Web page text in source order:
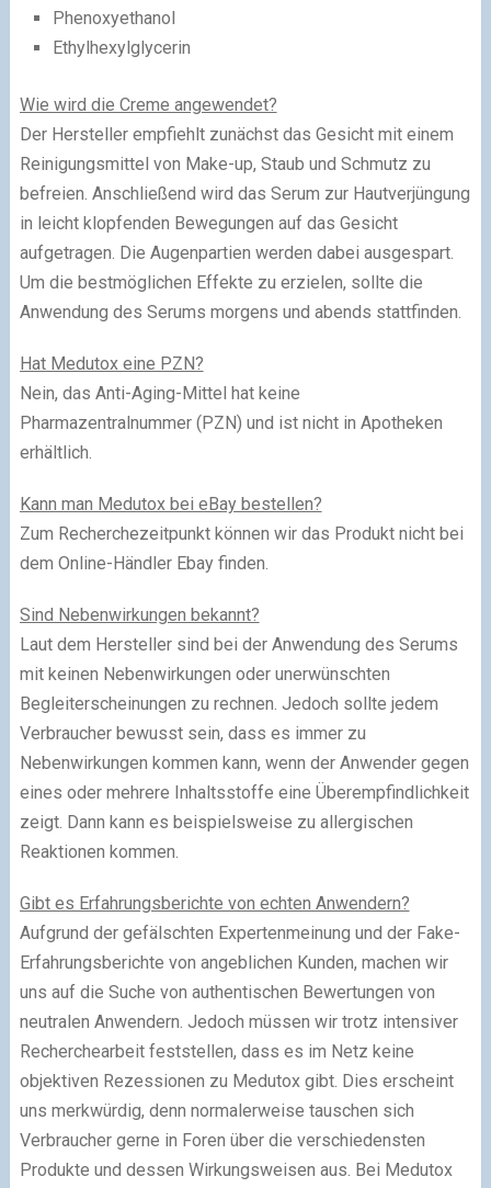
Phenoxyethanol
Ethylhexylglycerin
Wie wird die Creme angewendet?
Der Hersteller empfiehlt zunächst das Gesicht mit einem
Reinigungsmittel von Make-up, Staub und Schmutz zu
befreien. Anschließend wird das Serum zur Hautverjüngung
in leicht klopfenden Bewegungen auf das Gesicht
aufgetragen. Die Augenpartien werden dabei ausgespart.
Um die bestmöglichen Effekte zu erzielen, sollte die
Anwendung des Serums morgens und abends stattfinden.
Hat Medutox eine PZN?
Nein, das Anti-Aging-Mittel hat keine
Pharmazentralnummer (PZN) und ist nicht in Apotheken
erhältlich.
Kann man Medutox bei eBay bestellen?
Zum Recherchezeitpunkt können wir das Produkt nicht bei
dem Online-Händler Ebay finden.
Sind Nebenwirkungen bekannt?
Laut dem Hersteller sind bei der Anwendung des Serums
mit keinen Nebenwirkungen oder unerwünschten
Begleiterscheinungen zu rechnen. Jedoch sollte jedem
Verbraucher bewusst sein, dass es immer zu
Nebenwirkungen kommen kann, wenn der Anwender gegen
eines oder mehrere Inhaltsstoffe eine Überempfindlichkeit
zeigt. Dann kann es beispielsweise zu allergischen
Reaktionen kommen.
Gibt es Erfahrungsberichte von echten Anwendern?
Aufgrund der gefälschten Expertenmeinung und der Fake-
Erfahrungsberichte von angeblichen Kunden, machen wir
uns auf die Suche von authentischen Bewertungen von
neutralen Anwendern. Jedoch müssen wir trotz intensiver
Recherchearbeit feststellen, dass es im Netz keine
objektiven Rezessionen zu Medutox gibt. Dies erscheint
uns merkwürdig, denn normalerweise tauschen sich
Verbraucher gerne in Foren über die verschiedensten
Produkte und dessen Wirkungsweisen aus. Bei Medutox